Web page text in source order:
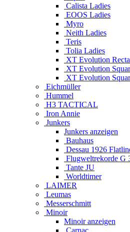
Calista Ladies
EOOS Ladies
Myro
Neith Ladies
Teris
Tolia Ladies
XT Evolution
XT Evolution
XT Evolution
Eichmüller
Hummel
H3 TACTICAL
Iron Annie
Junkers
Junkers anzeigen
Bauhaus
Dessau 1926
Flugweltrekorde G
Tante JU
Worldtimer
LAIMER
Leumas
Messerschmitt
Minoir
Minoir anzeigen
Carnac